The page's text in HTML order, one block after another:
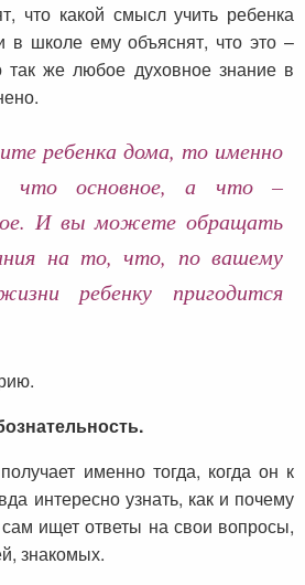
что какой смысл учить ребенка
в школе ему объяснят, что это –
же любое духовное знание в
ребенка дома, то именно
что основное, а что –
И вы можете обращать
на то, что, по вашему
ребенку пригодится
именно тогда, когда он к
интересно узнать, как и почему
ищет ответы на свои вопросы,
знакомых.